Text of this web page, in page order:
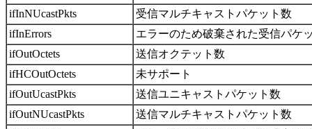
ifInNUcastPkts
受信マルチキャストパケット数
ifInErrors
エラーのため破棄された受信パケ
ifOutOctets
送信オクテット数
ifHCOutOctets
未サポート
ifOutUcastPkts
送信ユニキャストパケット数
ifOutNUcastPkts
送信マルチキャストパケット数